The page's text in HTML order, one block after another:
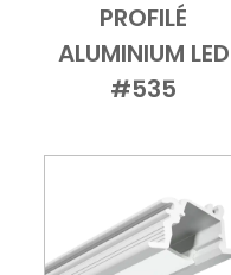
Add to Cart
Vue
PROFILÉ
ALUMINIUM LED
#535